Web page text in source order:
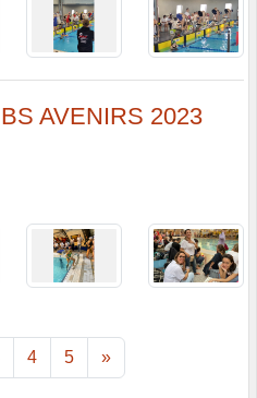
AVENIRS 2023
4 5 »